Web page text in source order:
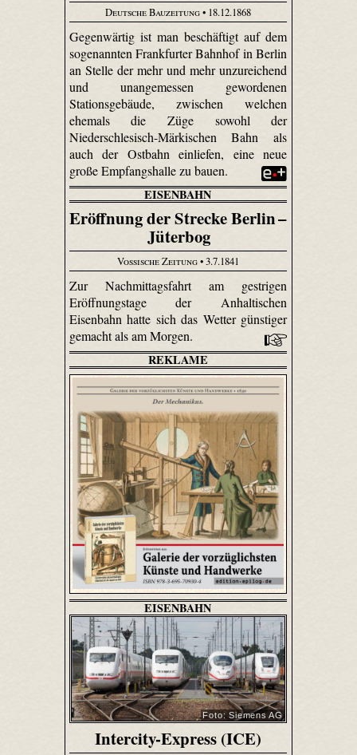
Deutsche Bauzeitung• 18.12.1868
Gegenwärtig ist man beschäftigt auf dem
sogenannten Frankfurter Bahnhof in Berlin
an Stelle der mehr und mehr unzureichend
und unangemessen gewordenen
Stationsgebäude, zwischen welchen
ehemals die Züge sowohl der
Niederschlesisch-Märkischen Bahn als
auch der Ostbahn einliefen, eine neue
große Empfangshalle zu bauen.
EISENBAHN
Eröffnung der Strecke Berlin –
Jüterbog
Vossische Zeitung• 3.7.1841
Zur Nachmittagsfahrt am gestrigen
Eröffnungstage der Anhaltischen
Eisenbahn hatte sich das Wetter günstiger
gemacht als am Morgen.
REKLAME
EISENBAHN
Foto: Siemens AG
Intercity-Express (ICE)